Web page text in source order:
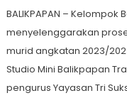
BALIKPAPAN – Kelompok
menyelenggarakan
murid angkatan 2023/
Studio Mini Balikpapan
pengurus Yayasan Tri